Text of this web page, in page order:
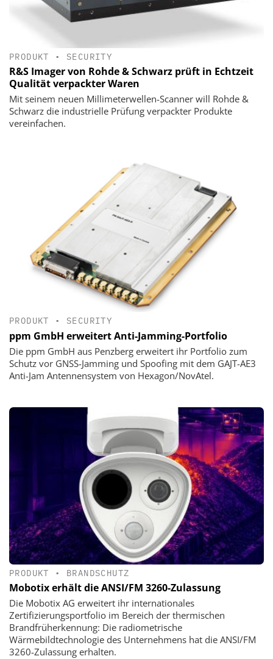
PRODUKT • SECURITY
R&S Imager von Rohde & Schwarz prüft in Echtzeit
Qualität verpackter Waren
Mit seinem neuen Millimeterwellen-Scanner will Rohde &
Schwarz die industrielle Prüfung verpackter Produkte
vereinfachen.
PRODUKT • SECURITY
ppm GmbH erweitert Anti-Jamming-Portfolio
Die ppm GmbH aus Penzberg erweitert ihr Portfolio zum
Schutz vor GNSS-Jamming und Spoofing mit dem GAJT-AE3
Anti-Jam Antennensystem von Hexagon/NovAtel.
PRODUKT • BRANDSCHUTZ
Mobotix erhält die ANSI/FM 3260-Zulassung
Die Mobotix AG erweitert ihr internationales
Zertifizierungsportfolio im Bereich der thermischen
Brandfrüherkennung: Die radiometrische
Wärmebildtechnologie des Unternehmens hat die ANSI/FM
3260-Zulassung erhalten.